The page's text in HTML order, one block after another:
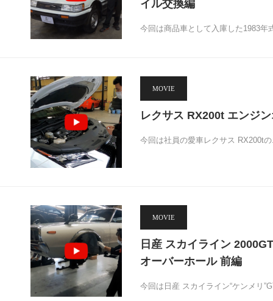
イル交換編
今回は商品車として入庫した1983
MOVIE
レクサス RX200t エンジ
今回は社員の愛車レクサス RX200t
MOVIE
日産 スカイライン
オーバーホール 前編
今回は日産 スカイライン“ケンメリ